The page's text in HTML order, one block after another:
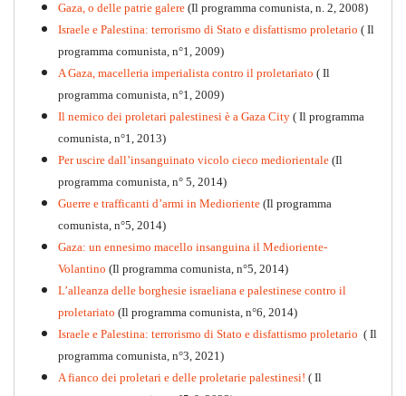
Per la difesa intransigente
Gaza, o delle patrie galere (Il programma comunista, n. 2, 2008)
Israele e Palestina: terrorismo di Stato e disfattismo proletario ( Il
programma comunista, n°1, 2009)
A Gaza, macelleria imperialista contro il proletariato ( Il
programma comunista, n°1, 2009)
Il nemico dei proletari palestinesi è a Gaza City ( Il programma
comunista, n°1, 2013)
Per uscire dall’insanguinato vicolo cieco mediorientale (Il
programma comunista, n° 5, 2014)
Guerre e trafficanti d’armi in Medioriente (Il programma
comunista, n°5, 2014)
Gaza: un ennesimo macello insanguina il Medioriente-
Volantino (Il programma comunista, n°5, 2014)
L’alleanza delle borghesie israeliana e palestinese contro il
proletariato (Il programma comunista, n°6, 2014)
Israele e Palestina: terrorismo di Stato e disfattismo proletario ( Il
programma comunista, n°3, 2021)
A fianco dei proletari e delle proletarie palestinesi! ( Il